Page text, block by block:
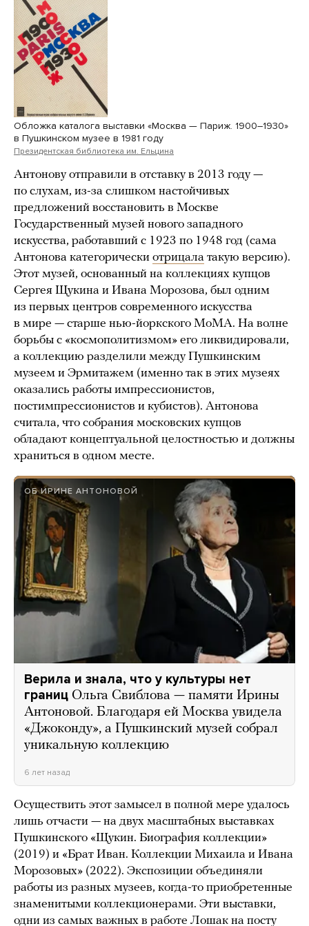
Обложка каталога выставки «Москва — Париж. 1900–1930»
в Пушкинском музее в 1981 году
Президентская библиотека им. Ельцина
Антонову отправили в отставку в 2013 году —
по слухам, из-за слишком настойчивых
предложений восстановить в Москве
Государственный музей нового западного
искусства, работавший с 1923 по 1948 год (сама
Антонова категорически отрицала такую версию).
Этот музей, основанный на коллекциях купцов
Сергея Щукина и Ивана Морозова, был одним
из первых центров современного искусства
в мире — старше нью-йоркского MoMA. На волне
борьбы с «космополитизмом» его ликвидировали,
а коллекцию разделили между Пушкинским
музеем и Эрмитажем (именно так в этих музеях
оказались работы импрессионистов,
постимпрессионистов и кубистов). Антонова
считала, что собрания московских купцов
обладают концептуальной целостностью и должны
храниться в одном месте.
ОБ ИРИНЕ АНТОНОВОЙ
Верила и знала, что у культуры нет
границ Ольга Свиблова — памяти Ирины
Антоновой. Благодаря ей Москва увидела
«Джоконду», а Пушкинский музей собрал
уникальную коллекцию
6 лет назад
Осуществить этот замысел в полной мере удалось
лишь отчасти — на двух масштабных выставках
Пушкинского «Щукин. Биография коллекции»
(2019) и «Брат Иван. Коллекции Михаила и Ивана
Морозовых» (2022). Экспозиции объединяли
работы из разных музеев, когда-то приобретенные
знаменитыми коллекционерами. Эти выставки,
одни из самых важных в работе Лошак на посту